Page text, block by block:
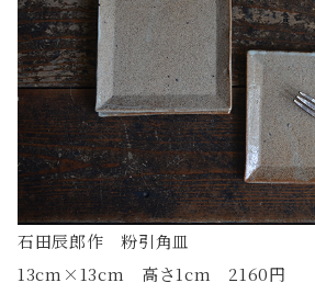
石田辰郎作 粉引角皿
13cm×13cm 高さ1cm 2160円